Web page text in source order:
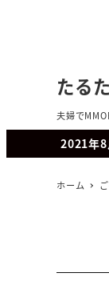
たる
夫婦で
2021年8
ホーム